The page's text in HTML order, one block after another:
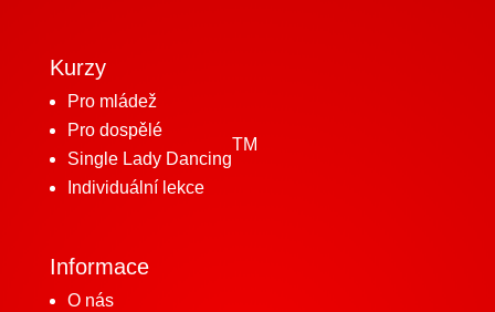
Kurzy
Pro mládež
Pro dospělé
Single Lady Dancing
TM
Individuální lekce
Informace
O nás